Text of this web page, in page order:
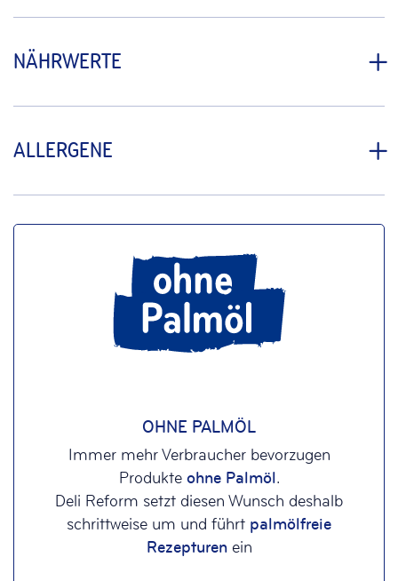
NÄHRWERTE
ALLERGENE
OHNE PALMÖL
Immer mehr Verbraucher bevorzugen
Produkte ohne Palmöl.
Deli Reform setzt diesen Wunsch deshalb
schrittweise um und führt palmölfreie
Rezepturenein